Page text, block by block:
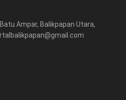
Ampar, Balikpapan Utara,